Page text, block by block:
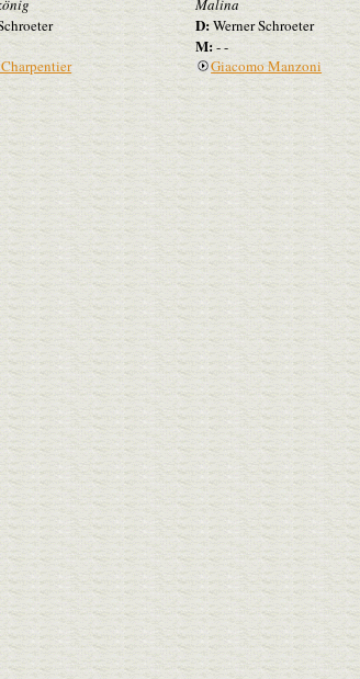
Malina
D:Werner Schroeter
M:- -
Giacomo Manzoni